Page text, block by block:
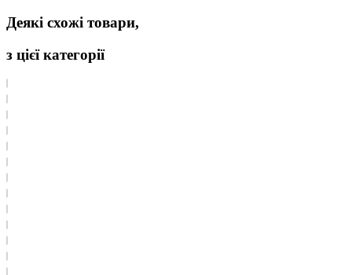
Деякі схожі товари,
з цієї категорії